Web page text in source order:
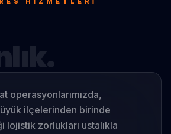
operasyonlarımızda,
ilçelerinden birinde
lojistik zorlukları ustalıkla